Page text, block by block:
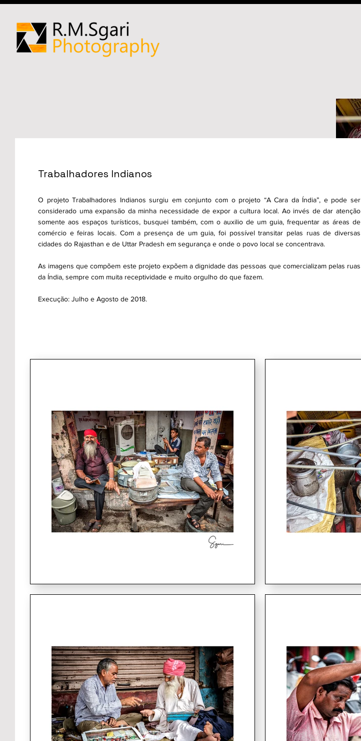
Trabalhadores Indianos
O projeto Trabalhadores Indianos surgiu em conjunto com o projeto “A Cara da Índia”, e pode ser
considerado uma expansão da minha necessidade de expor a cultura local. Ao invés de dar atenção
somente aos espaços turísticos, busquei também, com o auxilio de um guia, frequentar as áreas de
comércio e feiras locais. Com a presença de um guia, foi possível transitar pelas ruas de diversas
cidades do Rajasthan e de Uttar Pradesh em segurança e onde o povo local se concentrava.
As imagens que compõem este projeto expõem a dignidade das pessoas que comercializam pelas ruas
da Índia, sempre com muita receptividade e muito orgulho do que fazem.
Execução: Julho e Agosto de 2018.